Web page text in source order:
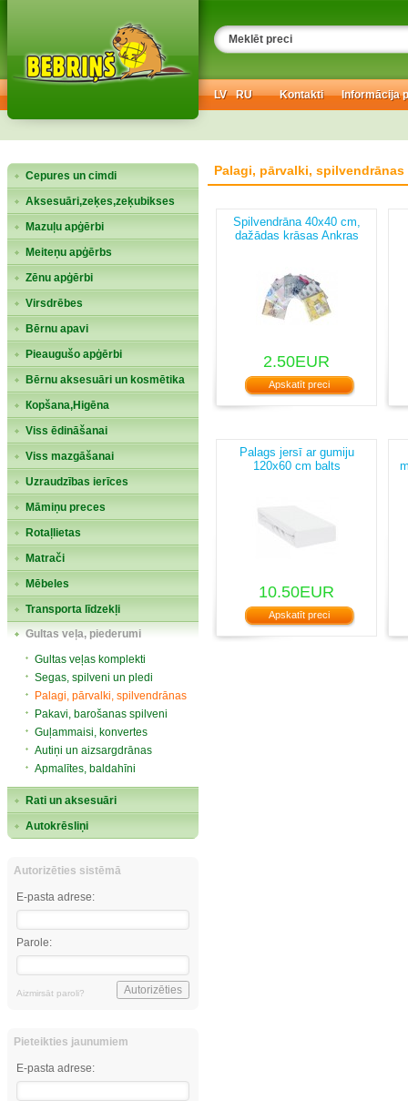
LV RU Informācija
Kontakti
Cepures un cimdi
Aksesuāri,zeķes,zeķubikses
Mazuļu apģērbi
Meiteņu apģērbs
Zēnu apģērbi
Virsdrēbes
Bērnu apavi
Pieaugušo apģērbi
Bērnu aksesuāri un kosmētika
Кopšana,Higēna
Viss ēdināšanai
Viss mazgāšanai
Uzraudzības ierīces
Māmiņu preces
Rotaļlietas
Matrači
Mēbeles
Transporta līdzekļi
Gultas veļa, piederumi
Gultas veļas komplekti
Segas, spilveni un pledi
Palagi, pārvalki, spilvendrānas
Pakavi, barošanas spilveni
Guļammaisi, konvertes
Autiņi un aizsargdrānas
Apmalītes, baldahīni
Rati un aksesuāri
Autokrēsliņi
Autorizēties sistēmā
E-pasta adrese:
Parole:
Aizmirsāt paroli?
Pieteikties jaunumiem
E-pasta adrese:
Palagi, pārvalki, spilvendrānas
Spilvendrāna 40x40 cm,
dažādas krāsas Ankras
2.50EUR
Apskatīt preci
Palags jersī ar gumiju
120x60 cm balts
10.50EUR
Apskatīt preci